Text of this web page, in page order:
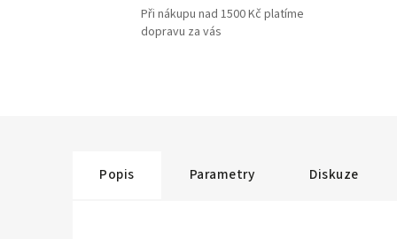
Při nákupu nad 1500 Kč platíme
dopravu za vás
Popis Parametry Diskuze